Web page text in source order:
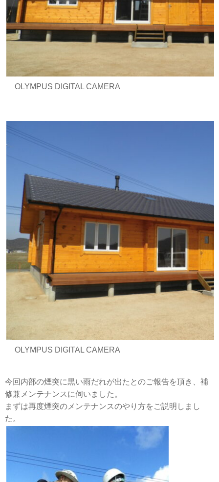
OLYMPUS DIGITAL CAMERA
OLYMPUS DIGITAL CAMERA
今回内部の煙突に黒い雨だれが出たとのご報告を頂き、補
修兼メンテナンスに伺いました。
まずは再度煙突のメンテナンスのやり方をご説明しまし
た。